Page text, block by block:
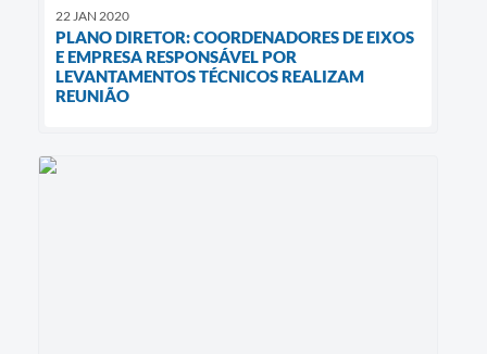
22 JAN 2020
PLANO DIRETOR: COORDENADORES DE EIXOS
E EMPRESA RESPONSÁVEL POR
LEVANTAMENTOS TÉCNICOS REALIZAM
REUNIÃO